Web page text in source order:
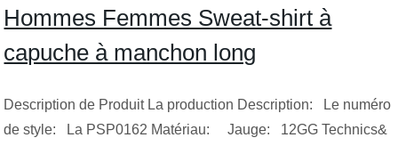
Hommes Femmes Sweat-shirt à
capuche à manchon long
Description de Produit La production Description: Le numéro
de style: La PSP0162 Matériau: Jauge: 12GG Technics&